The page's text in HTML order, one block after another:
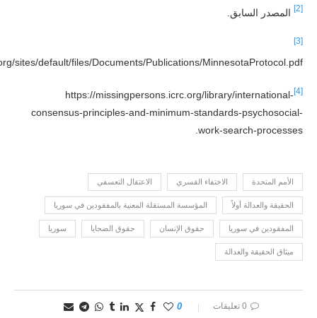
[2] المصدر السابق.
[3]
sites/default/files/Documents/Publications/MinnesotaProtocol.pdf.
[4]
https://missingpersons.icrc.org/library/international-
consensus-principles-and-minimum-standards-psychosocial-
work-search-processes.
الأمم المتحدة الاختفاء القسري الاعتقال التعسفي
الحقيقة والعدالة أولاً المؤسسة المستقلة المعنية بالمفقودين في سوريا
المفقودين في سوريا حقوق الإنسان حقوق الضحايا سوريا
ميثاق الحقيقة والعدالة
0 تعليقات 0